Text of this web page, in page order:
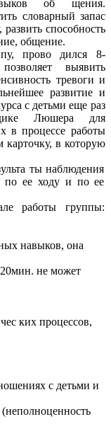
об щения.
словарный запас
способность
общение.
прово дился 8-
выявить
тревоги и
развитие и
с детьми еще раз
Люшера для
в процессе работы
в которую
ты наблюдения
по ее ходу и по ее
работы группы:
навыков, она
не может
ких процессов,
с детьми и